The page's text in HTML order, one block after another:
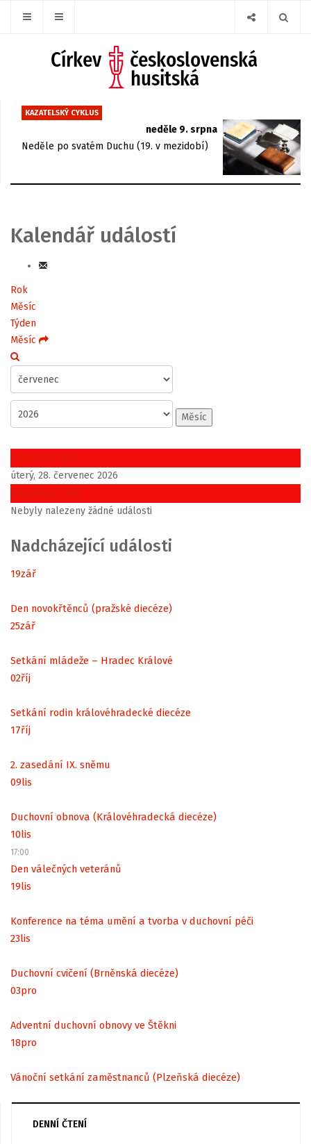
KAZATELSKÝ CYKLUS
neděle 9. srpna
Neděle po svatém Duchu (19. v mezidobí)
Kalendář událostí
Rok
Měsíc
Týden
Měsíc
Měsíc
Předchozí den
úterý, 28. červenec 2026
Následující den
Nebyly nalezeny žádné události
Nadcházející události
19zář
Den novokřtěnců (pražské diecéze)
25zář
Setkání mládeže – Hradec Králové
02říj
Setkání rodin královéhradecké diecéze
17říj
2. zasedání IX. sněmu
09lis
Duchovní obnova (Královéhradecká diecéze)
10lis
17:00
Den válečných veteránů
19lis
Konference na téma umění a tvorba v duchovní péči
23lis
Duchovní cvičení (Brněnská diecéze)
03pro
Adventní duchovní obnovy ve Štěkni
18pro
Vánoční setkání zaměstnanců (Plzeňská diecéze)
DENNÍ ČTENÍ